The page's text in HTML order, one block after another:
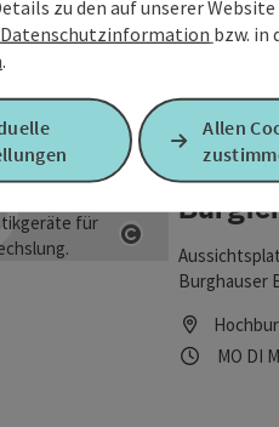
umliegende
Wanderer
entspannen
idyllischen
Ort, um dem
erleben.
Copyright
Burghauser
Altstadt von
imposante
MO DI
zu den auf unserer Website
Datenschutzinformation bzw. in
.
Allen